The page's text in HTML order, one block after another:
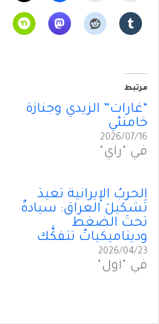
مرتبط
“غارات” الزيدي وجنازة
خامنئي
2026/07/16
في "رأي"
الحربُ الإيرانية تُعيدُ
تَشكيلَ العراق: سيادةٌ
تحتَ الضغط
وديناميكياتٌ تتفكَّك
2026/04/23
في "أول"